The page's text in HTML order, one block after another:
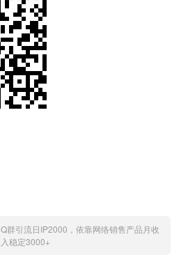
Q群引流日IP2000，依靠网络销售产品月收
入稳定3000+